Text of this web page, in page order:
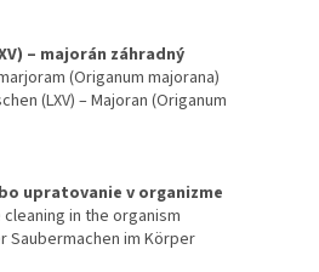
– majorán záhradný
(Origanum majorana)
(LXV) – Majoran (Origanum
upratovanie v organizme
in the organism
Saubermachen im Körper